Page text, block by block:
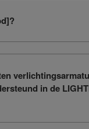
in de